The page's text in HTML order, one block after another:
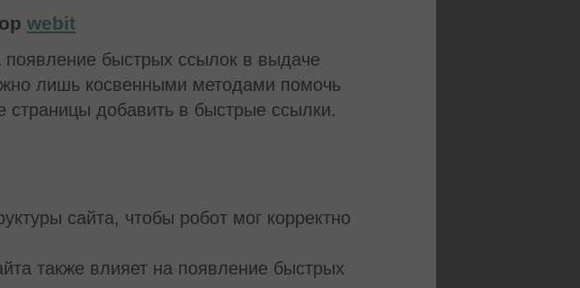
webit
быстрых ссылок в выдаче
лишь косвенными методами помочь
страницы добавить в быстрые ссылки.
сайта, чтобы робот мог корректно
также влияет на появление быстрых